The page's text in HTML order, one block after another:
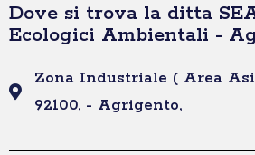
Dove si trova la ditta
Ecologici Ambientali -
Zona Industriale ( Area Asi
92100, - Agrigento,